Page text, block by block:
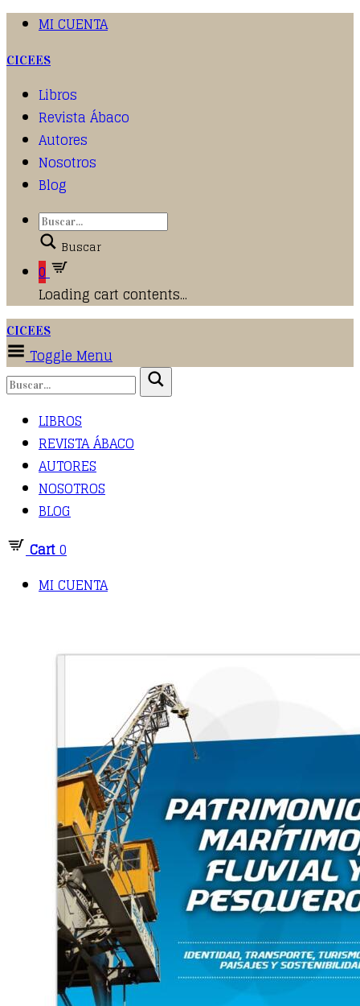
MI CUENTA
CICEES
Libros
Revista Ábaco
Autores
Nosotros
Blog
Buscar
0
Loading cart contents...
CICEES
Toggle Menu
LIBROS
REVISTA ÁBACO
AUTORES
NOSOTROS
BLOG
Cart0
MI CUENTA